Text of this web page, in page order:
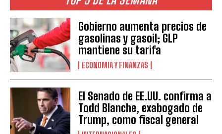
Gobierno aumenta precios de
gasolinas y gasoil; GLP
mantiene su tarifa
ECONOMIA Y FINANZAS
El Senado de EE.UU. confirma a
Todd Blanche, exabogado de
Trump, como fiscal general